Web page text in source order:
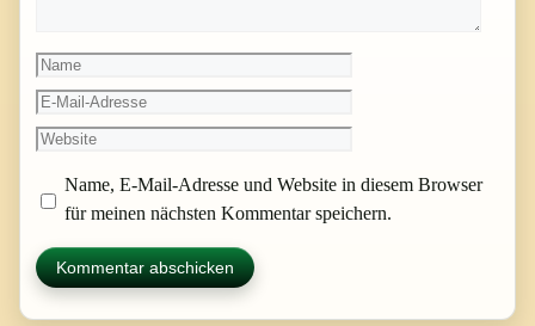
Name
E-
Mail-
Website
Name, E-Mail-Adresse und Website in diesem Browser
für meinen nächsten Kommentar speichern.